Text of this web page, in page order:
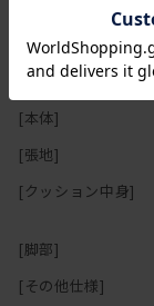
[アーム高さ(AH)]
[脚の高さ]
[本体]
[張地]
[クッション中身]
[脚部]
[その他仕様]